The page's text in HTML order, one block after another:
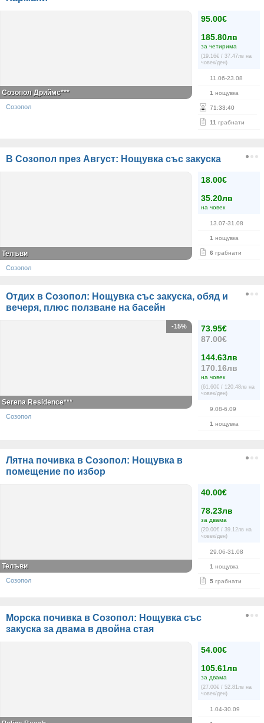
95.00€
185.80лв
за четирима
(19.16€ / 37.47лв на
човек/ден)
11.06-23.08
1 нощувка
71 :33:40
11 грабнати
Созопол Дриймс***
Созопол
В Созопол през Август: Нощувка със закуска
18.00€
35.20лв
на човек
13.07-31.08
1 нощувка
6 грабнати
Телъви
Созопол
Отдих в Созопол: Нощувка със закуска, обяд и
вечеря, плюс ползване на басейн
73.95€
87.00€
144.63лв
170.16лв
на човек
(61.60€ / 120.48лв на
човек/ден)
9.08-6.09
1 нощувка
-15%
Serena Residence***
Созопол
Лятна почивка в Созопол: Нощувка в
помещение по избор
40.00€
78.23лв
за двама
(20.00€ / 39.12лв на
човек/ден)
29.06-31.08
1 нощувка
5 грабнати
Телъви
Созопол
Морска почивка в Созопол: Нощувка със
закуска за двама в двойна стая
54.00€
105.61лв
за двама
(27.00€ / 52.81лв на
човек/ден)
1.04-30.09